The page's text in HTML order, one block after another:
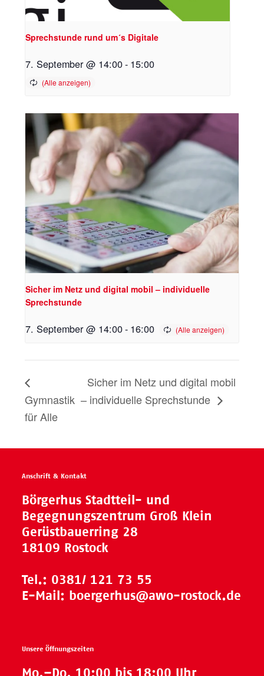
Sprechstunde rund um´s Digitale
7. September @ 14:00- 15:00
Sicher im Netz und digital mobil – individuelle
Sprechstunde
7. September @ 14:00- 16:00
Gymnastik
für Alle
Sicher im Netz und digital mobil
– individuelle Sprechstunde
Anschrift & Kontakt
Börgerhus Stadtteil- und
Begegnungszentrum Groß Klein
Gerüstbauerring 28
18109 Rostock
Tel.: 0381/ 121 73 55
E-Mail: boergerhus@awo-rostock.de
Unsere Öffnungszeiten
Mo.–Do. 10:00 bis 18:00 Uhr